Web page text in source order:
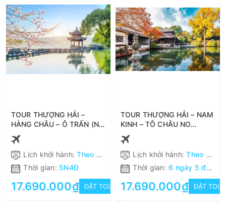
TOUR THƯỢNG HẢI –
HÀNG CHÂU – Ô TRẤN (NO
SHOPPING) 5N4Đ XUẤT
PHÁT HÀ NỘI
Lịch khởi hành:Theo khách hàng
Thời gian: 5N4Đ
17.690.000₫ ĐẶT TOUR
TOUR THƯỢNG HẢI – NAM
KINH – TÔ CHÂU NO
SHOPPING 6N5Đ XUẤT
PHÁT TỪ HÀ NỘI
Lịch khởi hành:Theo khách hàng
Thời gian: 6 ngày 5 đêm
17.690.000₫ ĐẶT TOUR